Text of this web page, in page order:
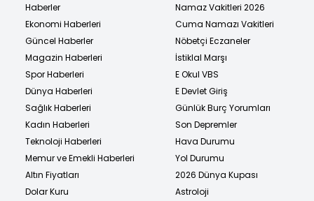
Haberler
Ekonomi Haberleri
Güncel Haberler
Magazin Haberleri
Spor Haberleri
Dünya Haberleri
Sağlık Haberleri
Kadın Haberleri
Teknoloji Haberleri
Memur ve Emekli Haberleri
Altın Fiyatları
Dolar Kuru
Namaz Vakitleri 2026
Cuma Namazı Vakitleri
Nöbetçi Eczaneler
İstiklal Marşı
E Okul VBS
E Devlet Giriş
Günlük Burç Yorumları
Son Depremler
Hava Durumu
Yol Durumu
2026 Dünya Kupası
Astroloji